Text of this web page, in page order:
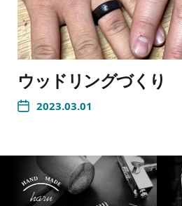
ウッドリングづくり
2023.03.01